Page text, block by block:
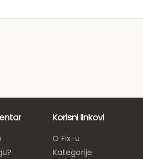
Korisni linkovi
O Fix-u
Kategorije